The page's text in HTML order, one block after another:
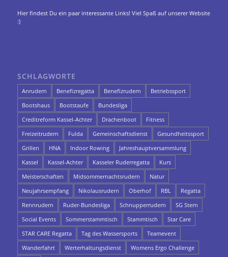
Hier findest Du ein paar interessante Links! Viel Spaß auf unserer Website
:)
SCHLAGWORTE
Anrudern Benefizregatta Benefizrudern
Betriebssport
Bootshaus
Bootstaufe
Bundesliga
Creditreform Kassel-Achter
Drachenboot
Fitness
Freizeitrudern
Fulda Gemeinschaftsdienst
Gesundheitssport
Grillen
HNA Indoor Rowing
Jahreshauptversammlung
Kassel
Kassel-Achter Kasseler Ruderregatta
Kurs
Meisterschaften
Midsommernachtsrudern
Natur
Neujahrsempfang
Nikolausrudern Oberhof RBL
Regatta
Rennrudern
Ruder-Bundesliga Schnupperrudern
SG Stern
Social Events
Sommerstammtisch Stammtisch
Star Care
STAR CARE Regatta
Tag des Wassersports
Teamevent
Wanderfahrt
Werterhaltungsdienst
Womens Ergo Challenge